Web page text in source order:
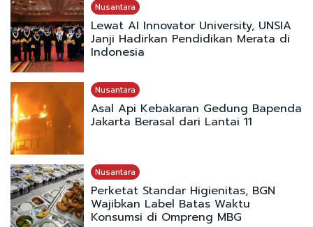
Nusantara
Lewat AI Innovator University, UNSIA
Janji Hadirkan Pendidikan Merata di
Indonesia
Nusantara
Asal Api Kebakaran Gedung Bapenda
Jakarta Berasal dari Lantai 11
Nusantara
Perketat Standar Higienitas, BGN
Wajibkan Label Batas Waktu
Konsumsi di Ompreng MBG